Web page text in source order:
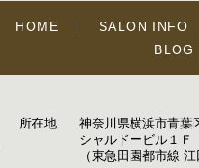
HOME SALON INFO
BLOG
所在地
神奈川県横浜市青葉
シャルドービル１Ｆ
（東急田園都市線